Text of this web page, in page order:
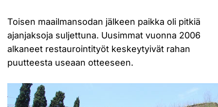
Toisen maailmansodan jälkeen paikka oli pitkiä
ajanjaksoja suljettuna. Uusimmat vuonna 2006
alkaneet restaurointityöt keskeytyivät rahan
puutteesta useaan otteeseen.